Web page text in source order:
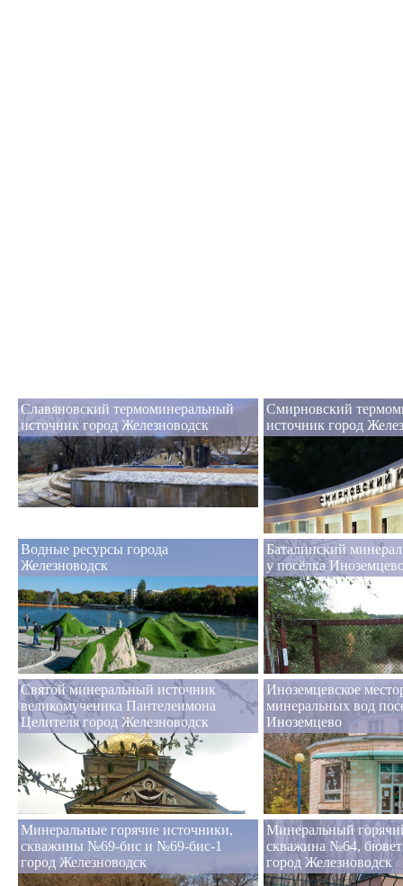
Славяновский термоминеральный
источник город Железноводск
Смирновский
источник город
Водные ресурсы города
Железноводск
Баталинский
у посёлка
Святой минеральный источник
великомученика Пантелеимона
Целителя город Железноводск
Иноземцевское
минеральных вод
Иноземцево
Минеральные горячие источники,
скважины №69-бис и №69-бис-1
город Железноводск
Минеральный
скважина №64,
город Железноводск